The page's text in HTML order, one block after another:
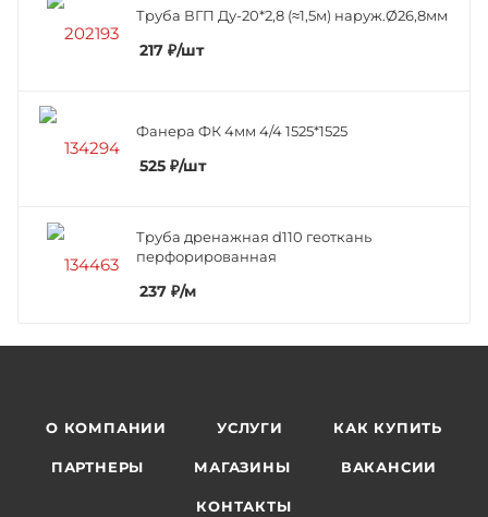
Труба ВГП Ду-20*2,8 (≈1,5м) наруж.Ø26,8мм
217 ₽/шт
Фанера ФК 4мм 4/4 1525*1525
525 ₽/шт
Труба дренажная d110 геоткань
перфорированная
237 ₽/м
О КОМПАНИИ УСЛУГИ КАК КУПИТЬ
ПАРТНЕРЫ МАГАЗИНЫ ВАКАНСИИ
КОНТАКТЫ